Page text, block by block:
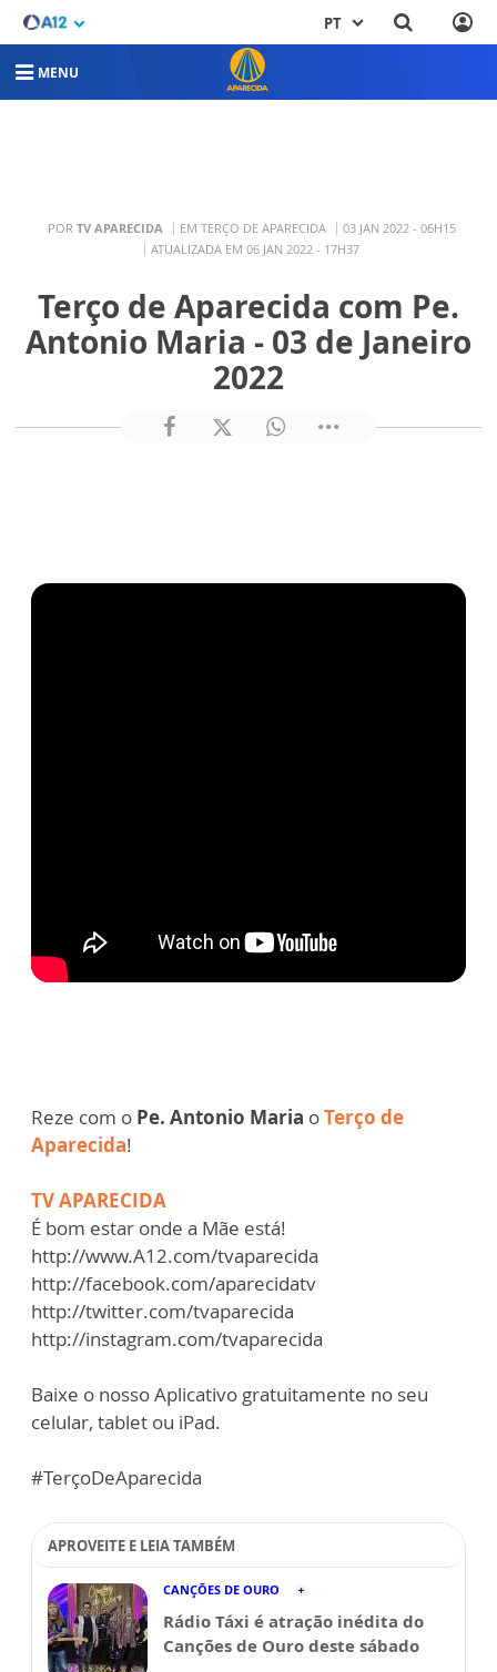
PT
MENU
POR TV APARECIDA EM TERÇO DE APARECIDA
03 JAN 2022 - 06H15
ATUALIZADA EM 06 JAN 2022 - 17H37
Terço de Aparecida com Pe.
Antonio Maria - 03 de Janeiro
2022
Reze com o Pe. Antonio Maria oTerço de
Aparecida!
TV APARECIDA
É bom estar onde a Mãe está!
http://www.A12.com/tvaparecida
http://facebook.com/aparecidatv
http://twitter.com/tvaparecida
http://instagram.com/tvaparecida
Baixe o nosso Aplicativo gratuitamente no seu
celular, tablet ou iPad.
#TerçoDeAparecida
APROVEITE E LEIA TAMBÉM
CANÇÕES DE OURO
Rádio Táxi é atração inédita do
Canções de Ouro deste sábado